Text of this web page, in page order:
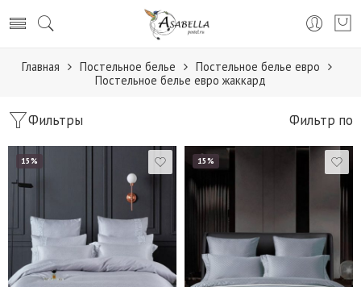
Главная Постельное белье
Постельное белье евро
Постельное белье евро жаккард
Фильтры Фильтр по
15%
Евро
15%